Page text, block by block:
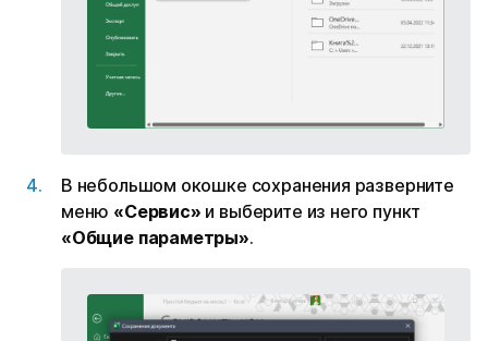
В небольшом окошке сохранения разверните
меню «Сервис» и выберите из него пункт
«Общие параметры».